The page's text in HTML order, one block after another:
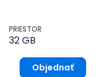
PRIESTOR
32 GB
Objednať